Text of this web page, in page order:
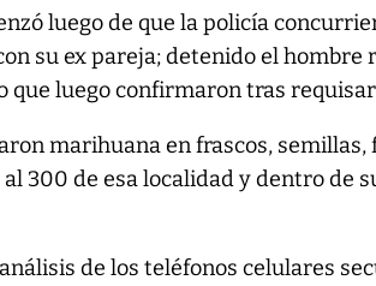
luego de que la policía
su ex pareja; detenido el hombre
que luego confirmaron tras
marihuana en frascos, semillas,
300 de esa localidad y dentro de
de los teléfonos celulares